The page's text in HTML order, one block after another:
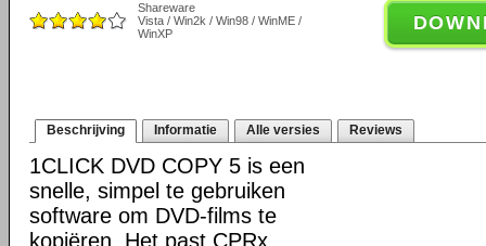
Shareware
Vista / Win2k / Win98 / WinME /
WinXP
Beschrijving Informatie Alle versies Reviews
1CLICK DVD COPY 5 is een
snelle, simpel te gebruiken
software om DVD-films te
kopiëren. Het past CPRx